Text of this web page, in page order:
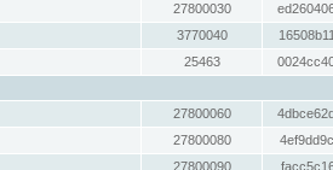
27800030
3770040
25463
27800060
27800080
27800090